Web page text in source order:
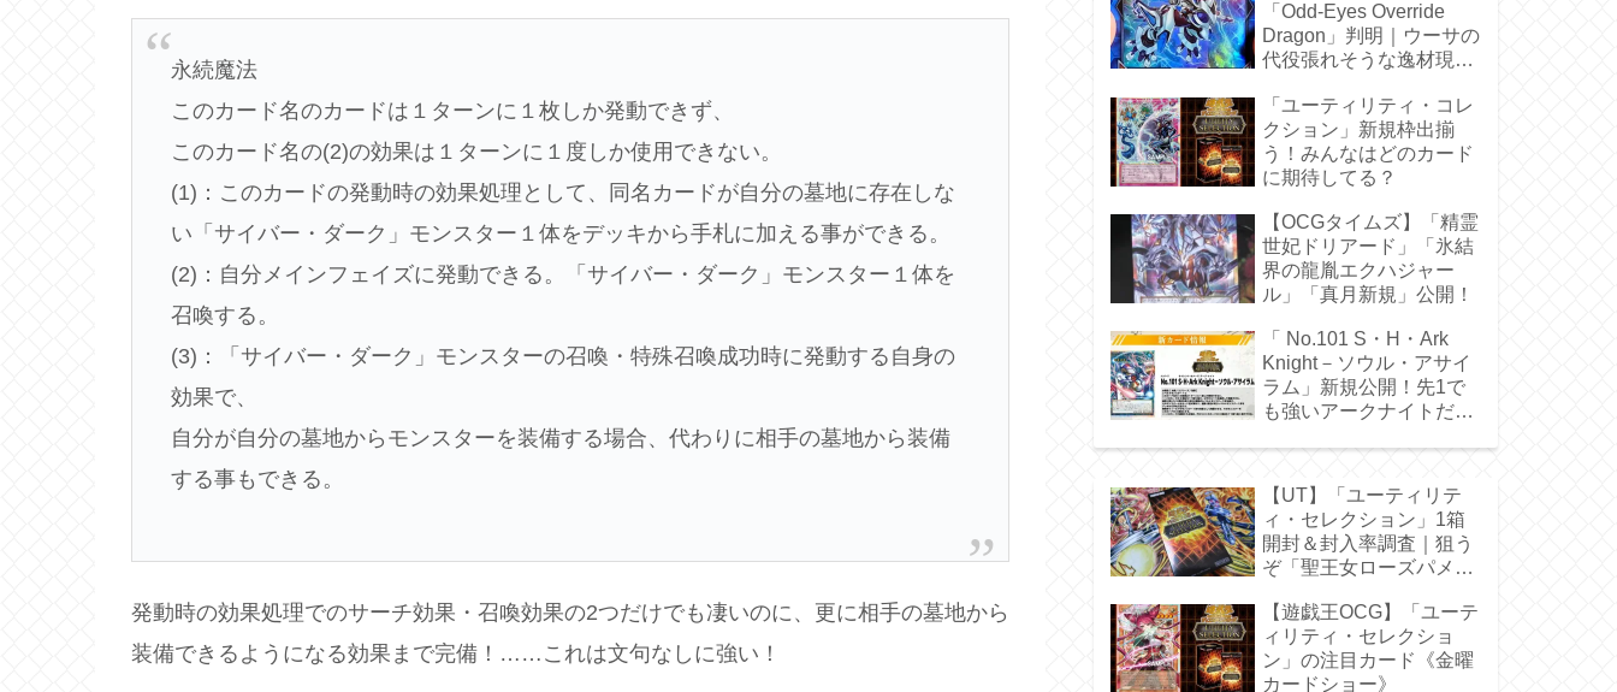
永続魔法
このカード名のカードは１ターンに１枚しか発動できず、
このカード名の(2)の効果は１ターンに１度しか使用できない。
(1)：このカードの発動時の効果処理として、同名カードが自分の墓地に存在しな
い「サイバー・ダーク」モンスター１体をデッキから手札に加える事ができる。
(2)：自分メインフェイズに発動できる。「サイバー・ダーク」モンスター１体を
召喚する。
(3)：「サイバー・ダーク」モンスターの召喚・特殊召喚成功時に発動する自身の
効果で、
自分が自分の墓地からモンスターを装備する場合、代わりに相手の墓地から装備
する事もできる。
発動時の効果処理でのサーチ効果・召喚効果の2つだけでも凄いのに、更に相手の墓地から
装備できるようになる効果まで完備！……これは文句なしに強い！
「Odd-Eyes Override
Dragon」判明｜ウーサの
代役張れそうな逸材現
「ユーティリティ・コレ
クション」新規枠出揃
う！みんなはどのカード
に期待してる？
【OCGタイムズ】「精霊
世妃ドリアード」「氷結
界の龍胤エクハジャー
ル」「真月新規」公開！
「 No.101 S・H・Ark
Knight－ソウル・アサイ
ラム」新規公開！先1で
も強いアークナイトだ
【UT】「ユーティリテ
ィ・セレクション」1箱
開封＆封入率調査｜狙う
ぞ「聖王女ローズパメ
【遊戯王OCG】「ユーテ
ィリティ・セレクショ
ン」の注目カード《金曜
カードショー》